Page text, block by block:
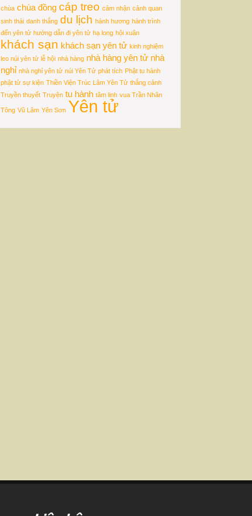
chùa chùa đồng cáp treo cảm nhận cảnh quan
sinh thái danh thắng du lịch hành hương hành trình
đến yên tử hướng dẫn đi yên tử hạ long hội xuân
khách sạn khách sạn yên tử kinh nghiệm
leo núi yên tử lễ hội nhà hàng nhà hàng yên tử nhà
nghỉ nhà nghỉ yên tử núi Yên Tử phát tích Phật tu hành
phật tử sự kiện Thiền Viện Trúc Lâm Yên Tử thắng cảnh
Truyền thuyết Truyện tu hành tâm linh vua Trần Nhân
Tông Vũ Lâm Yên Sơn Yên tử